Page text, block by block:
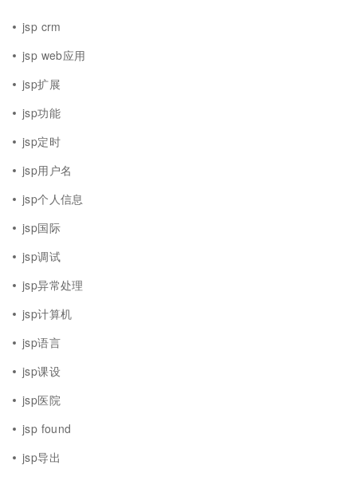
jsp crm
jsp web应用
jsp扩展
jsp功能
jsp定时
jsp用户名
jsp个人信息
jsp国际
jsp调试
jsp异常处理
jsp计算机
jsp语言
jsp课设
jsp医院
jsp found
jsp导出